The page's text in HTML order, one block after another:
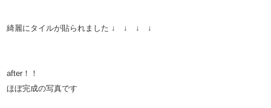
綺麗にタイルが貼られました ↓ ↓ ↓ ↓
after！！
ほぼ完成の写真です